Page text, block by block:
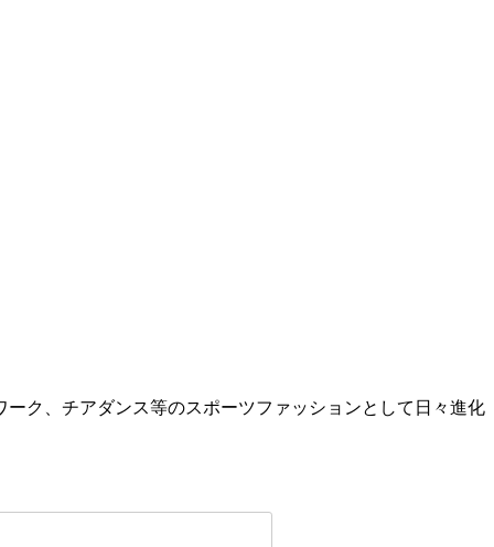
ク、チアダンス等のスポーツファッションとして日々進化